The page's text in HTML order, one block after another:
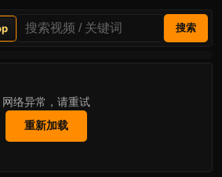
搜索
网络异常，请重试
重新加载